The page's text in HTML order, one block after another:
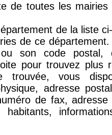
de toutes les
de la liste
de ce
ou son code postal,
pour trouvez plus
trouvée, vous
adresse
de fax,